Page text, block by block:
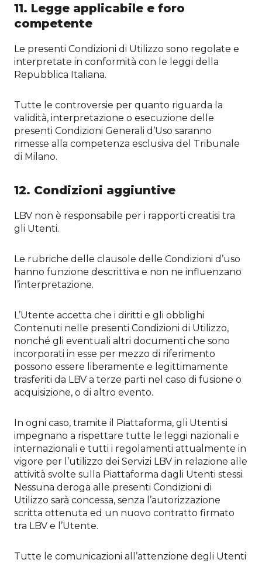
11. Legge applicabile e foro
competente
Le presenti Condizioni di Utilizzo sono regolate e
interpretate in conformità con le leggi della
Repubblica Italiana.
Tutte le controversie per quanto riguarda la
validità, interpretazione o esecuzione delle
presenti Condizioni Generali d’Uso saranno
rimesse alla competenza esclusiva del Tribunale
di Milano.
12. Condizioni aggiuntive
LBV non è responsabile per i rapporti creatisi tra
gli Utenti.
Le rubriche delle clausole delle Condizioni d’uso
hanno funzione descrittiva e non ne influenzano
l’interpretazione.
L’Utente accetta che i diritti e gli obblighi
Contenuti nelle presenti Condizioni di Utilizzo,
nonché gli eventuali altri documenti che sono
incorporati in esse per mezzo di riferimento
possono essere liberamente e legittimamente
trasferiti da LBV a terze parti nel caso di fusione o
acquisizione, o di altro evento.
In ogni caso, tramite il Piattaforma, gli Utenti si
impegnano a rispettare tutte le leggi nazionali e
internazionali e tutti i regolamenti attualmente in
vigore per l’utilizzo dei Servizi LBV in relazione alle
attività svolte sulla Piattaforma dagli Utenti stessi.
Nessuna deroga alle presenti Condizioni di
Utilizzo sarà concessa, senza l’autorizzazione
scritta ottenuta ed un nuovo contratto firmato
tra LBV e l’Utente.
Tutte le comunicazioni all’attenzione degli Utenti